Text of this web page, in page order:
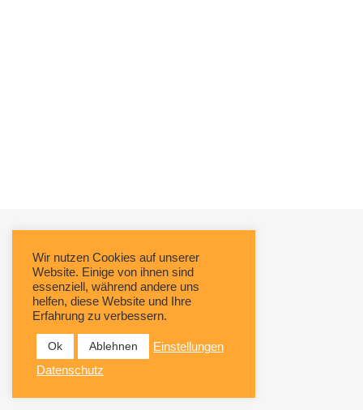
Wir nutzen Cookies auf unserer
Website. Einige von ihnen sind
essenziell, während andere uns
helfen, diese Website und Ihre
Erfahrung zu verbessern.
Ok Ablehnen
Einstellungen
Datenschutz